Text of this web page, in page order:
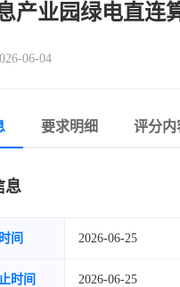
产业园绿电直连
06-04
要求明细 评分内
息
间 2026-06-25
时间 2026-06-25